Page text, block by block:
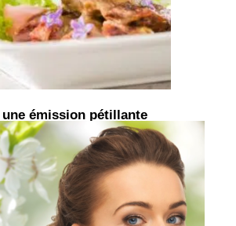
une émission pétillante